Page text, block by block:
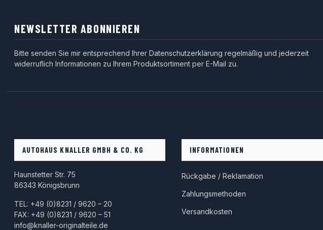
NEWSLETTER ABONNIEREN
Bitte senden Sie mir entsprechend Ihrer Datenschutzerklärung regelmäßig und jederzeit
widerruflich Informationen zu Ihrem Produktsortiment per E-Mail zu.
AUTOHAUS KNALLER GMBH & CO. KG
Haunstetter Str. 75
86343 Königsbrunn
TEL: +49 (0)8231 / 9620 – 20
FAX: +49 (0)8231 / 9620 – 51
info@knaller-originalteile.de
INFORMATIONEN
Rückgabe / Reklamation
Zahlungsmethoden
Versandkosten